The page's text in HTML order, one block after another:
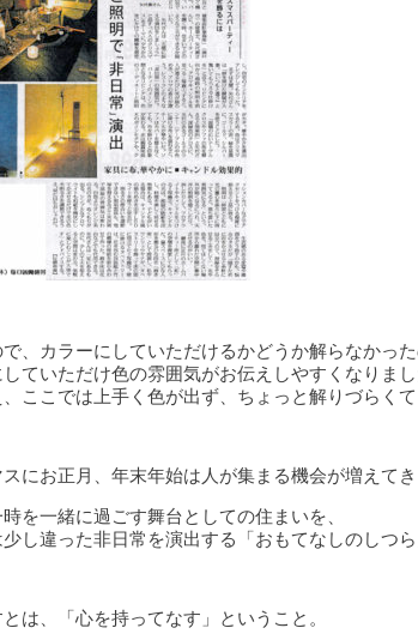
、カラーにしていただけるかどうか解らなかった
ていただけ色の雰囲気がお伝えしやすくなりまし
ここでは上手く色が出ず、ちょっと解りづらくて
にお正月、年末年始は人が集まる機会が増えてき
を一緒に過ごす舞台としての住まいを、
少し違った非日常を演出する「おもてなしのしつ
とは、「心を持ってなす」ということ。